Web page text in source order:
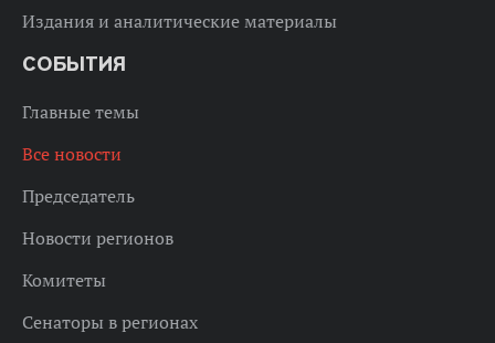
Издания и аналитические материалы
СОБЫТИЯ
Главные темы
Все новости
Председатель
Новости регионов
Комитеты
Сенаторы в регионах